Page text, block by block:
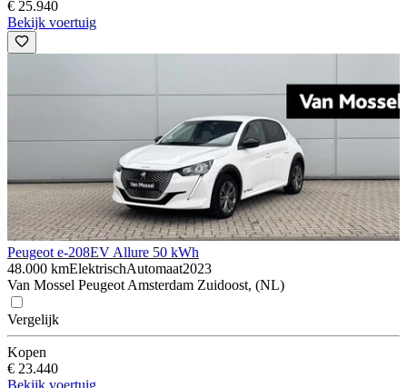
€ 25.940
Bekijk voertuig
Peugeot e-208EV Allure 50 kWh
48.000 kmElektrischAutomaat2023
Van Mossel Peugeot Amsterdam Zuidoost, (NL)
Vergelijk
Kopen
€ 23.440
Bekijk voertuig